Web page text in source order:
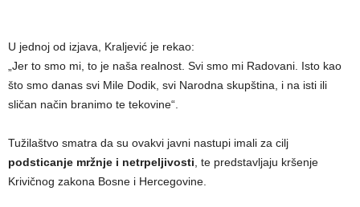
U jednoj od izjava, Kraljević je rekao:
„Jer to smo mi, to je naša realnost. Svi smo mi Radovani. Isto kao
što smo danas svi Mile Dodik, svi Narodna skupština, i na isti ili
sličan način branimo te tekovine“.
Tužilaštvo smatra da su ovakvi javni nastupi imali za cilj
podsticanje mržnje i netrpeljivosti , te predstavljaju kršenje
Krivičnog zakona Bosne i Hercegovine.